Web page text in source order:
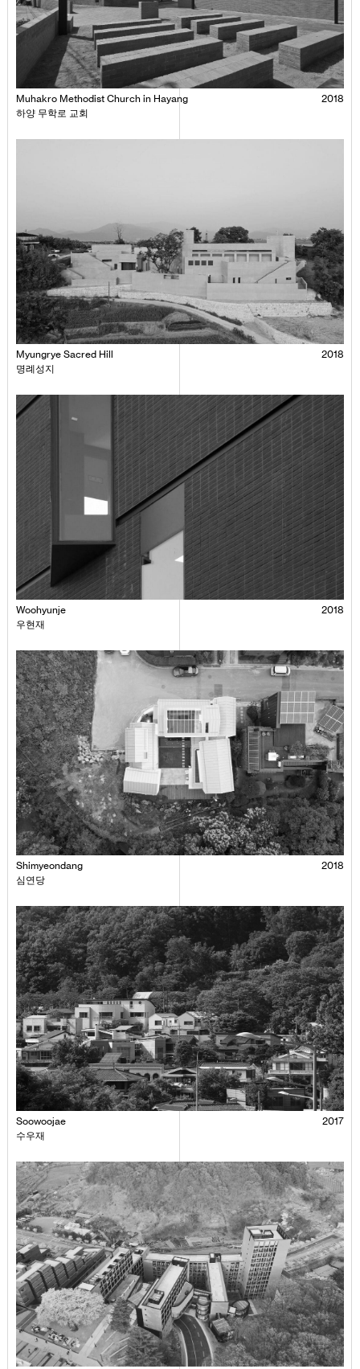
2018
Muhakro Methodist Church in Hayang
하양 무학로 교회
2018
Myungrye Sacred Hill
명례성지
2018
Woohyunje
우현재
2018
Shimyeondang
심연당
2017
Soowoojae
수우재